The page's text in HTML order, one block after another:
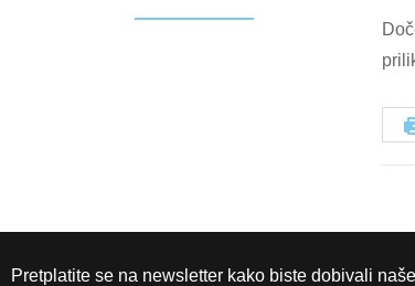
Pretplatite se na newsletter kako biste dobivali